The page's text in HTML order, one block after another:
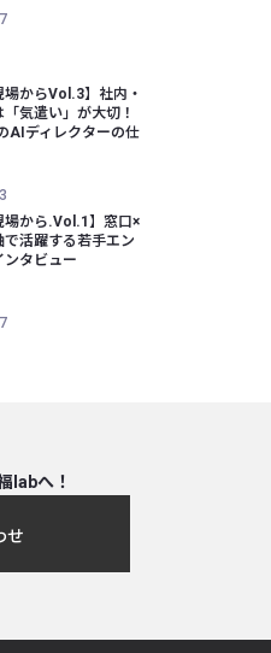
場からVol.3】社内・
気遣い」が大切！
AIディレクターの仕
場から.Vol.1】窓口×
で活躍する若手エン
ンタビュー
labへ！
せ